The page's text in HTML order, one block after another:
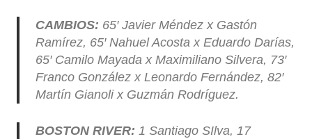
CAMBIOS: 65′ Javier Méndez x Gastón
Ramírez, 65′ Nahuel Acosta x Eduardo Darías,
65′ Camilo Mayada x Maximiliano Silvera, 73′
Franco González x Leonardo Fernández, 82′
Martín Gianoli x Guzmán Rodríguez.
BOSTON RIVER: 1 Santiago SIlva, 17